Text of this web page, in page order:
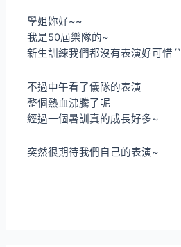
學姐妳好~~
我是50屆樂隊的~
新生訓練我們都沒有表演好可惜ˊˋ
不過中午看了儀隊的表演
整個熱血沸騰了呢
經過一個暑訓真的成長好多~
突然很期待我們自己的表演~